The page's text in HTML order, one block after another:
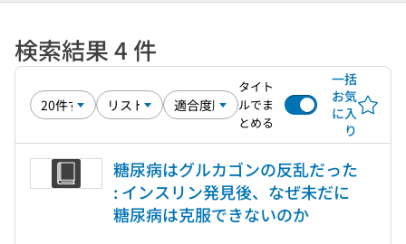
検索結果 4 件
タイト
ルでま
とめる
一括
お気
に入
り
糖尿病はグルカゴンの反乱だった
: インスリン発見後、なぜ未だに
糖尿病は克服できないのか